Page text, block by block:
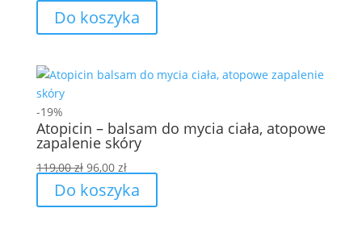
cena
wynosiła:
cena
wynosi:
Do koszyka
-19%
Atopicin – balsam do mycia ciała, atopowe
zapalenie skóry
119,00zł Pierwotna
cena
wynosiła:
96,00 złAktualna
cena
wynosi:
Do koszyka